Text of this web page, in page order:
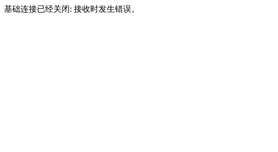
基础连接已经关闭: 接收时发生错误。